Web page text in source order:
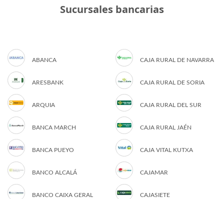
Sucursales bancarias
ABANCA
ARESBANK
ARQUIA
BANCA MARCH
BANCA PUEYO
BANCO ALCALÁ
BANCO CAIXA GERAL
CAJA RURAL DE NAVARRA
CAJA RURAL DE SORIA
CAJA RURAL DEL SUR
CAJA RURAL JAÉN
CAJA VITAL KUTXA
CAJAMAR
CAJASIETE